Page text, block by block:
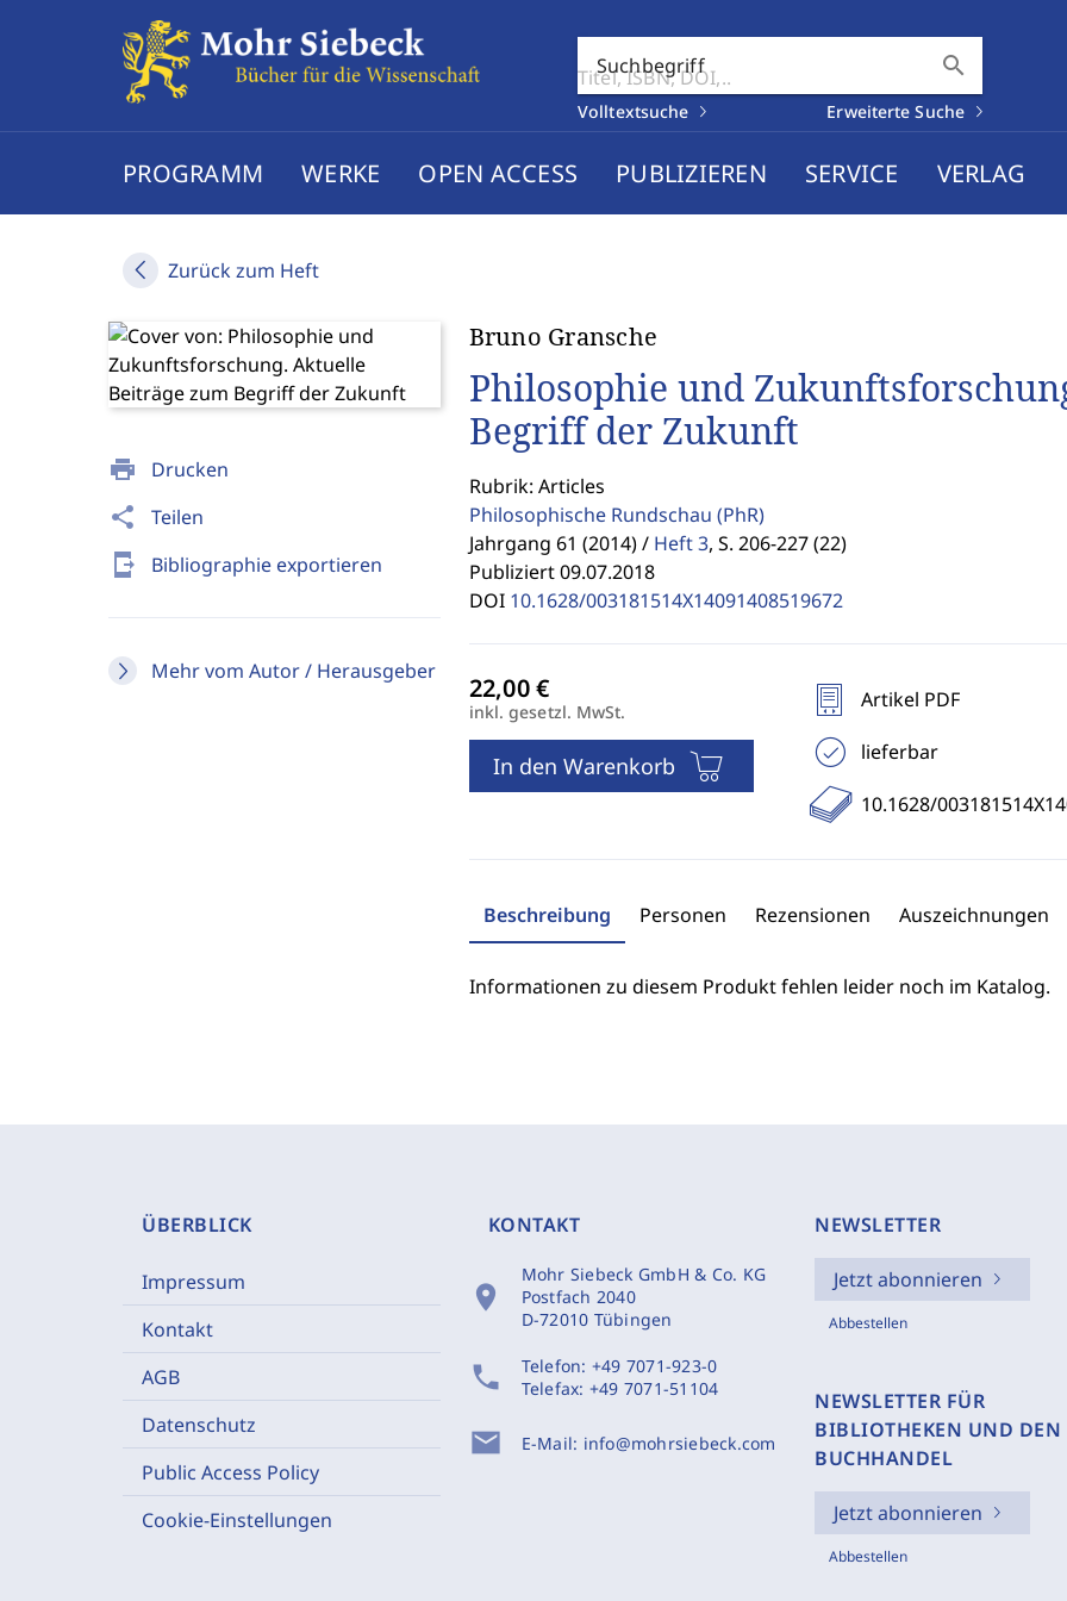
Suchbegriff search
Volltextsuche Erweiterte Suche
PROGRAMM WERKE OPEN ACCESS PUBLIZIEREN SERVICE VERLAG
Zurück zum Heft
print Drucken
share Teilen
send_to_mobile Bibliographie exportieren
Mehr vom Autor / Herausgeber
Bruno Gransche
Philosophie und
Begriff der Zukunft
Rubrik: Articles
Philosophische Rundschau (PhR)
Jahrgang 61 (2014) / Heft 3, S. 206-227 (22)
Publiziert 09.07.2018
DOI 10.1628/003181514X14091408519672
inkl. gesetzl. MwSt.
In den Warenkorb
Artikel PDF
lieferbar
10.1628/
Beschreibung Personen Rezensionen Auszeichnungen
Informationen zu diesem Produkt fehlen leider noch im Katalog.
ÜBERBLICK
Impressum
Kontakt
AGB
Datenschutz
Public Access Policy
Cookie-Einstellungen
KONTAKT
location_on
Mohr Siebeck GmbH & Co. KG
Postfach 2040
D-72010 Tübingen
phone Telefon: +49 7071-923-0
Telefax: +49 7071-51104
mail E-Mail: info@mohrsiebeck.com
NEWSLETTER
Jetzt abonnieren
Abbestellen
NEWSLETTER FÜR
BIBLIOTHEKEN UND DEN
BUCHHANDEL
Jetzt abonnieren
Abbestellen